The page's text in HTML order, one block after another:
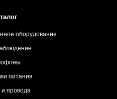
оборудование
питания
и провода